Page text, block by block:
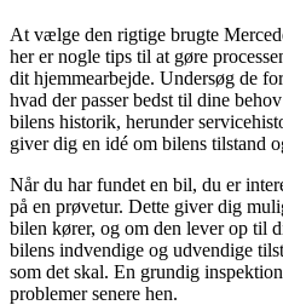
At vælge den rigtige brugte
her er nogle tips til at gøre
dit hjemmearbejde. Undersøg de
hvad der passer bedst til dine
bilens historik, herunder
giver dig en idé om bilens tilstand
Når du har fundet en bil, du er
på en prøvetur. Dette giver dig
bilen kører, og om den lever op til
bilens indvendige og udvendige
som det skal. En grundig
problemer senere hen.